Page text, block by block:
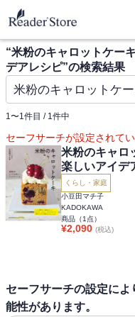
“米粉のキャロットケー
デアレシピ”の検索結果
1〜1件目 / 1件中
セーフサーチが設定されて
米粉のキャロ
楽しいアイデ
くらし・家庭
小豆田マチ子
KADOKAWA
商品（1 点）
¥2,090 (税込)
セーフサーチの設定に
能性があります。